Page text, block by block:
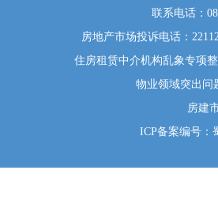
联系电话：
房地产市场投诉电话：
住房租赁中介机构乱象专项
物业领域突出问
房建
ICP备案编号：